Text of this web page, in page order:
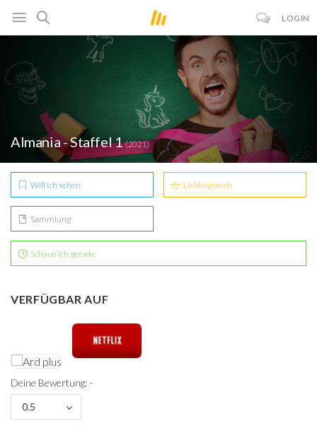
LOGIN
Almania - Staffel 1(2021)
Will ich sehen Lieblingsserie
Sammlung
Schaue ich gerade
VERFÜGBAR AUF
Deine Bewertung: -
0.5